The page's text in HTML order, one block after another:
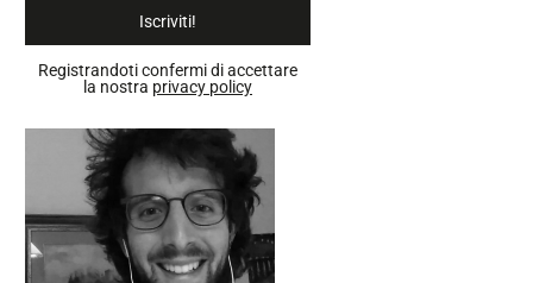
Iscriviti!
Registrandoti confermi di accettare
la nostra privacy policy